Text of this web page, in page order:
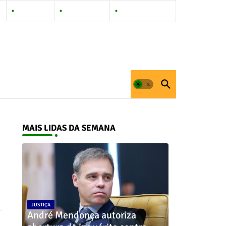
Contact Us Privacy Policy Documentation
MAIS LIDAS DA SEMANA
JUSTIÇA
André Mendonça autoriza